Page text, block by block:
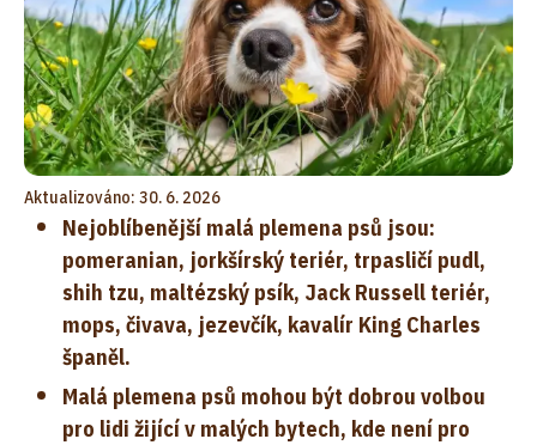
Aktualizováno: 30. 6. 2026
Nejoblíbenější malá plemena psů jsou:
pomeranian, jorkšírský teriér, trpasličí pudl,
shih tzu, maltézský psík, Jack Russell teriér,
mops, čivava, jezevčík, kavalír King Charles
španěl.
Malá plemena psů mohou být dobrou volbou
pro lidi žijící v malých bytech, kde není pro